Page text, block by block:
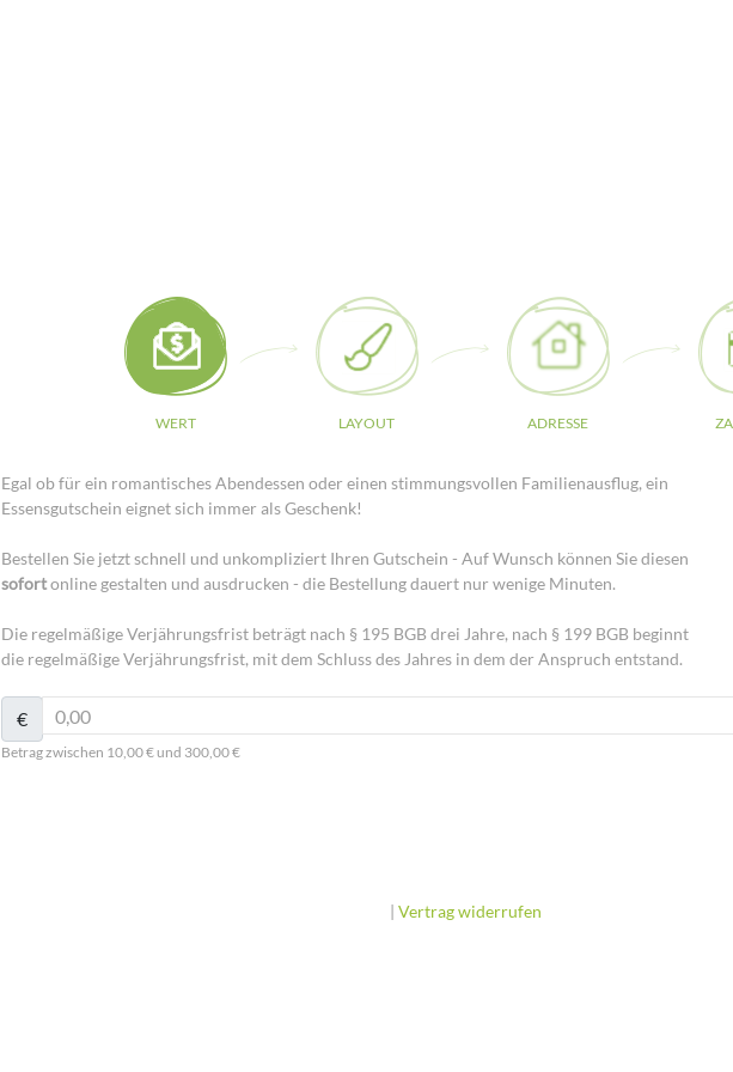
WERT LAYOUT ADRESSE
Egal ob für ein romantisches Abendessen oder einen stimmungsvollen Familienausflug, ein
Essensgutschein eignet sich immer als Geschenk!
Bestellen Sie jetzt schnell und unkompliziert Ihren Gutschein - Auf Wunsch können Sie diesen
sofortonline gestalten und ausdrucken - die Bestellung dauert nur wenige Minuten.
Die regelmäßige Verjährungsfrist beträgt nach § 195 BGB drei Jahre, nach § 199 BGB beginnt
die regelmäßige Verjährungsfrist, mit dem Schluss des Jahres in dem der Anspruch entstand.
€
Betrag zwischen 10,00 € und 300,00 €
| Vertrag widerrufen